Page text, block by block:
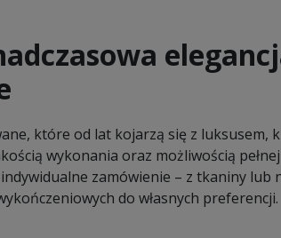
które od lat kojarzą się z luksusem,
wykonania oraz możliwością
zamówienie – z tkaniny lub
do własnych preferencji.